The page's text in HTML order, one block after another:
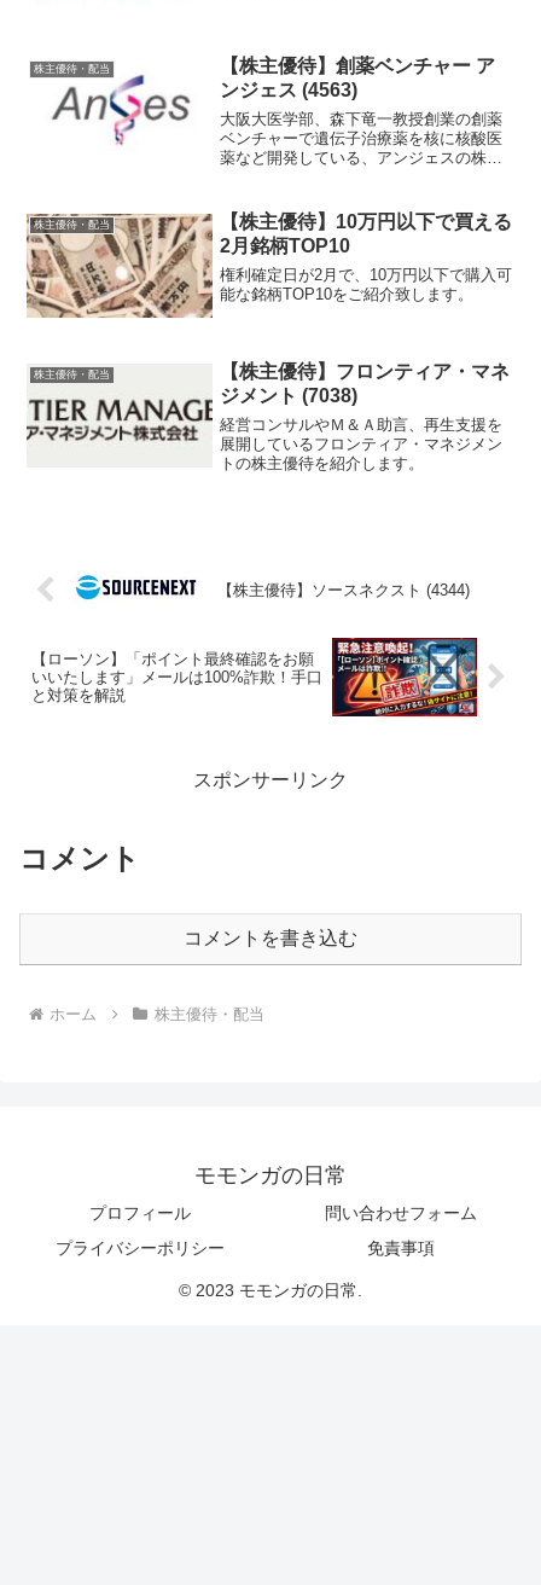
株主優待・配当
【株主優待】創薬ベンチャー ア
ンジェス (4563)
大阪大医学部、森下竜一教授創業の創薬
ベンチャーで遺伝子治療薬を核に核酸医
薬など開発している、アンジェスの株主
株主優待・配当
【株主優待】10万円以下で買える
2月銘柄TOP10
権利確定日が2月で、10万円以下で購入可
能な銘柄TOP10をご紹介致します。
株主優待・配当
【株主優待】フロンティア・マネ
ジメント (7038)
経営コンサルやＭ＆Ａ助言、再生支援を
展開しているフロンティア・マネジメン
トの株主優待を紹介します。
【株主優待】ソースネクスト (4344)
【ローソン】「ポイント最終確認をお願
いいたします」メールは100%詐欺！手口
と対策を解説
スポンサーリンク
コメント
コメントを書き込む
ホーム 株主優待・配当
モモンガの日常
プロフィール
問い合わせフォーム
プライバシーポリシー
免責事項
© 2023 モモンガの日常.